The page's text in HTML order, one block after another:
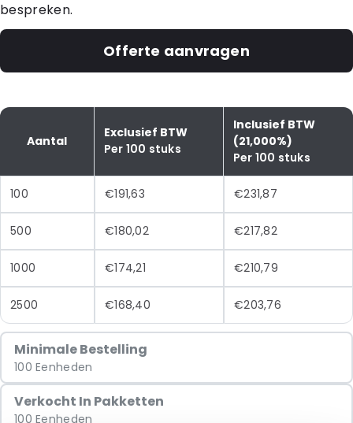
bespreken.
Offerte aanvragen
Aantal
Exclusief BTW
Per 100 stuks
Inclusief BTW
(21,000%)
Per 100 stuks
100 €191,63 €231,87
500 €180,02 €217,82
1000 €174,21 €210,79
2500 €168,40 €203,76
Minimale Bestelling
100 Eenheden
Verkocht In Pakketten
100 Eenheden